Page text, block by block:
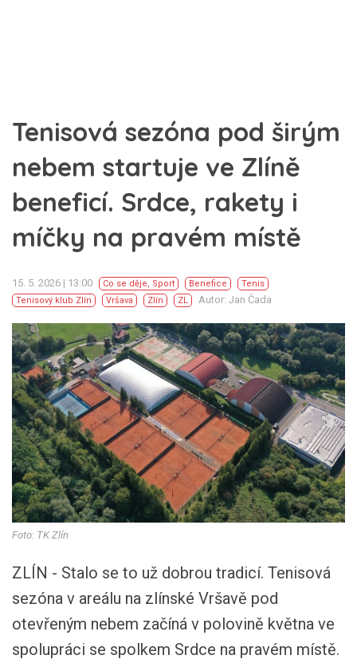
Tenisová sezóna pod širým
nebem startuje ve Zlíně
beneficí. Srdce, rakety i
míčky na pravém místě
15. 5. 2026 | 13:00 Co se děje, Sport Benefice
Tenis
Tenisový klub Zlín
Vršava Zlín ZL Autor: Jan Čada
Foto: TK Zlín
ZLÍN - Stalo se to už dobrou tradicí. Tenisová
sezóna v areálu na zlínské Vršavě pod
otevřeným nebem začíná v polovině května ve
spolupráci se spolkem Srdce na pravém místě.